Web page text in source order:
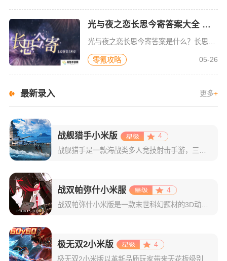
光与夜之恋长思今寄答案大全 长思今寄书海文渊活动答案
零氪攻略 05-26
最新录入 更多+
战舰猎手小米版
4
战舰猎手是一款海战类多人竞技射击手游，三分钟一局的7v7快节奏对战，能让玩家感受到爽快的战斗体验。并且游戏拥有独创的水兵系统，玩家可以培养自己的舰员学习水兵技能，关键时刻这是可以改变战局的力量。除了7
战双帕弥什小米服
4
战双帕弥什小米版是一款末世科幻题材的3D动作手游，游戏的玩法多样，有着即时消除和硬核ACT相碰撞的独创玩法，热血刺激的PVP竞技对抗，可玩性非常强。在这里还有许多角色，玩家可以操控不同的角色进行战斗，
极无双2小米版
4
极无双2小米版以革新品质玩家带来天花板级别的无双割草战斗体验，高帧率技能特效与零延迟技能释放，给到玩家极致流畅。游戏根据经典三国人物形象，打造出数十位各具特色的武将，并精心设计了贴合武将特点的技能机制